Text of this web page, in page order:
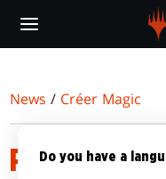
main
News / Créer Magic
Do you have a